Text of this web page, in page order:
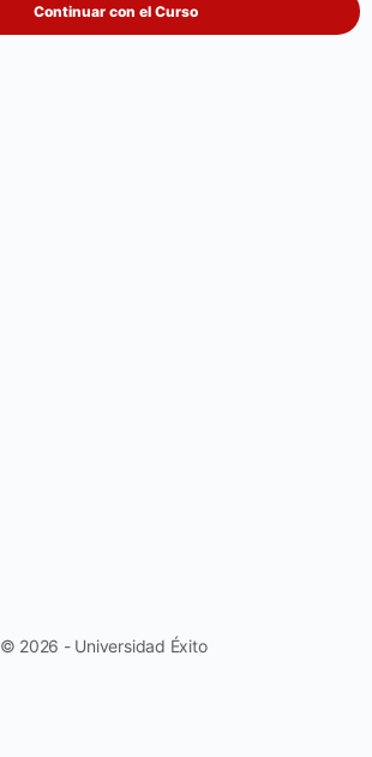
Continuar con el Curso
© 2026 - Universidad Éxito